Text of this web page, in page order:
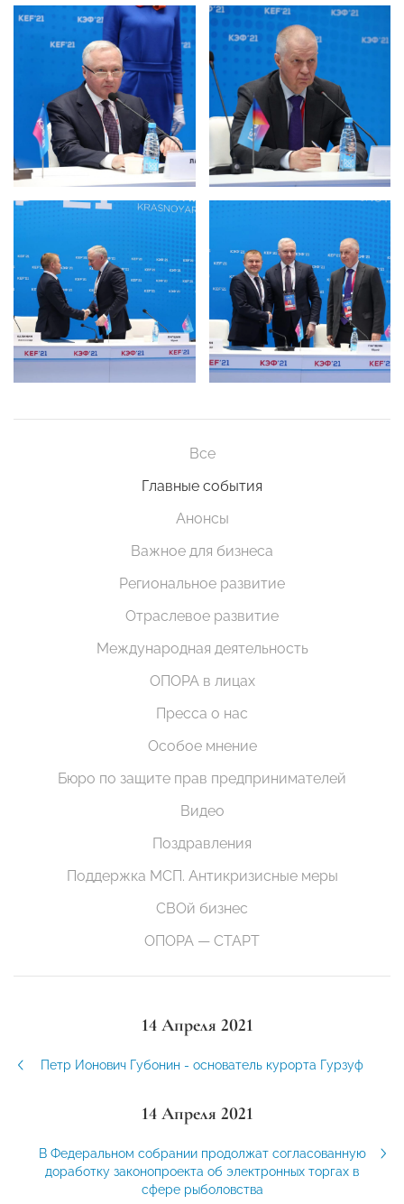
Все
Главные события
Анонсы
Важное для бизнеса
Региональное развитие
Отраслевое развитие
Международная деятельность
ОПОРА в лицах
Пресса о нас
Особое мнение
Бюро по защите прав предпринимателей
Видео
Поздравления
Поддержка МСП. Антикризисные меры
СВОй бизнес
ОПОРА — СТАРТ
14 Апреля 2021
Петр Ионович Губонин - основатель курорта Гурзуф
14 Апреля 2021
В Федеральном собрании продолжат согласованную
доработку законопроекта об электронных торгах в
сфере рыболовства